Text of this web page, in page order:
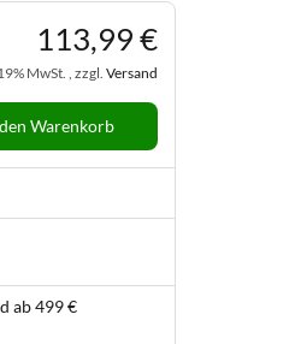
113,99€
MwSt. , zzgl. Versand
Warenkorb
ab 499 €